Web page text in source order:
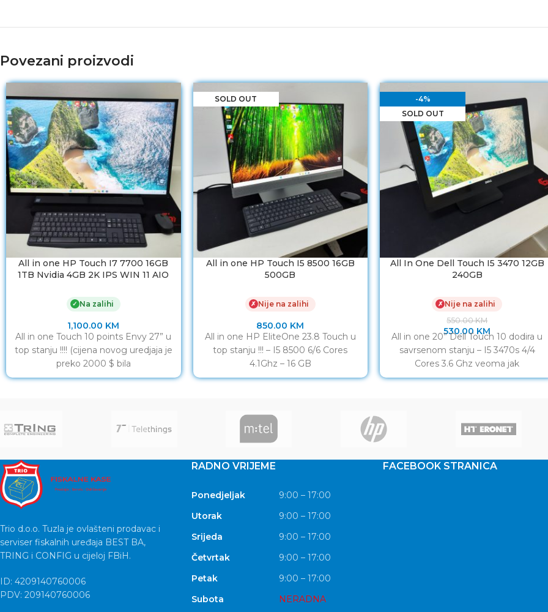
Povezani proizvodi
All in one HP Touch I7 7700 16GB
1TB Nvidia 4GB 2K IPS WIN 11 AIO
✓ Na zalihi
1,100.00 KM
All in one Touch 10 points Envy 27” u
top stanju !!!! (cijena novog uredjaja je
preko 2000 $ bila
SOLD OUT
All in one HP Touch I5 8500 16GB
500GB
✗ Nije na zalihi
850.00 KM
All in one HP EliteOne 23.8 Touch u
top stanju !!! – I5 8500 6/6 Cores
4.1Ghz – 16 GB
-4%
SOLD OUT
All In One Dell Touch I5 3470 12GB
240GB
✗ Nije na zalihi
550.00KM
530.00 KM
All in one 20” Dell Touch 10 dodira u
savrsenom stanju – I5 3470s 4/4
Cores 3.6 Ghz veoma jak
Trio d.o.o. Tuzla je ovlašteni prodavac i
serviser fiskalnih uređaja BEST BA,
TRING i CONFIG u cijeloj FBiH.
ID: 4209140760006
PDV: 209140760006
RADNO VRIJEME
Ponedjeljak
9:00 – 17:00
Utorak
9:00 – 17:00
Srijeda
9:00 – 17:00
Četvrtak
9:00 – 17:00
Petak
9:00 – 17:00
Subota
NERADNA
FACEBOOK STRANICA